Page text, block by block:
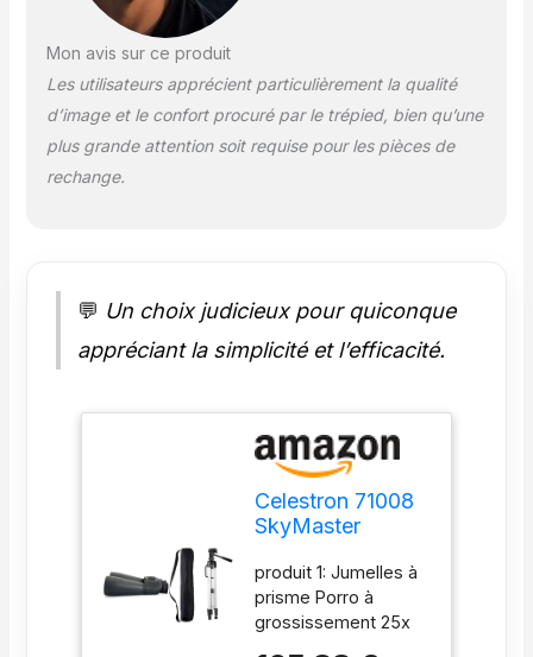
Plateau rapide
produit 2: Leviers
rapides de blocage
des jambes produit
Mon avis sur ce produit
Les utilisateurs apprécient particulièrement la qualité
d’image et le confort procuré par le trépied, bien qu’une
plus grande attention soit requise pour les pièces de
rechange.
💬 Un choix judicieux pour quiconque
appréciant la simplicité et l’efficacité.
Celestron 71008
SkyMaster
& Amazon Basics
Trépied ultraléger
152 cm avec Sac
Inclus
produit 1: Jumelles à
prisme Porro à
grossissement 25x